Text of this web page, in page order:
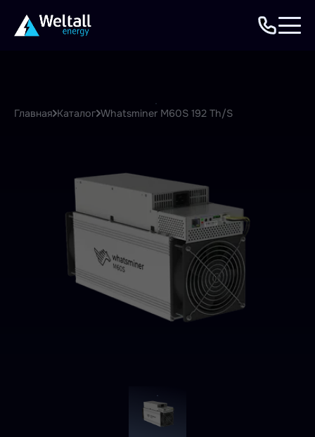
Главная Каталог Whatsminer M60S 192 Th/S